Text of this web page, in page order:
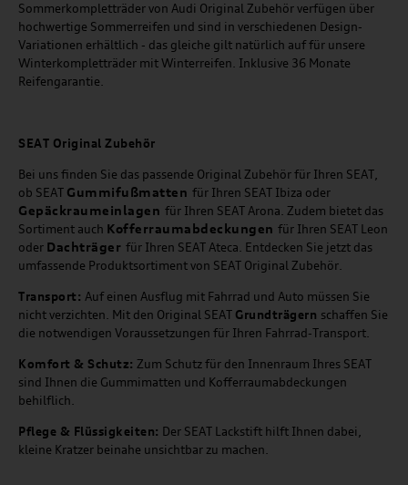
Sommerkompletträder von Audi Original Zubehör verfügen über
hochwertige Sommerreifen und sind in verschiedenen Design-
Variationen erhältlich - das gleiche gilt natürlich auf für unsere
Winterkompletträder mit Winterreifen. Inklusive 36 Monate
Reifengarantie.
SEAT Original Zubehör
Bei uns finden Sie das passende Original Zubehör für Ihren SEAT,
ob SEAT Gummifußmatten für Ihren SEAT Ibiza oder
Gepäckraumeinlagen für Ihren SEAT Arona. Zudem bietet das
Sortiment auch Kofferraumabdeckungen für Ihren SEAT Leon
oder Dachträger für Ihren SEAT Ateca. Entdecken Sie jetzt das
umfassende Produktsortiment von SEAT Original Zubehör.
Transport: Auf einen Ausflug mit Fahrrad und Auto müssen Sie
nicht verzichten. Mit den Original SEAT Grundträgern schaffen Sie
die notwendigen Voraussetzungen für Ihren Fahrrad-Transport.
Komfort & Schutz: Zum Schutz für den Innenraum Ihres SEAT
sind Ihnen die Gummimatten und Kofferraumabdeckungen
behilflich.
Pflege & Flüssigkeiten: Der SEAT Lackstift hilft Ihnen dabei,
kleine Kratzer beinahe unsichtbar zu machen.